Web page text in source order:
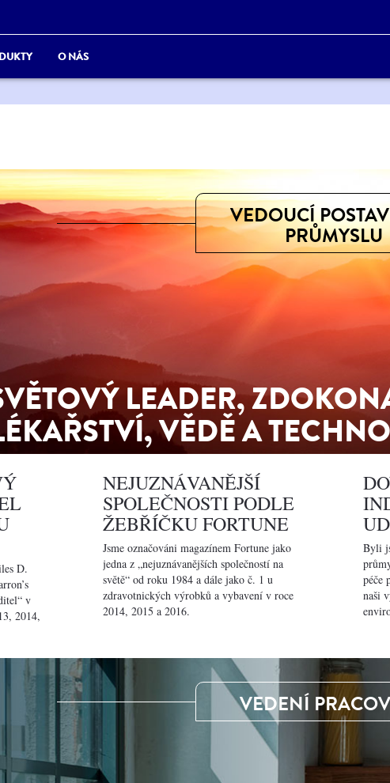
O NÁS
VEDOUCÍ
PRŮMYSLU
LEADER,
VĚDĚ A
D.
v
2014,
NEJUZNÁVANĚJŠÍ
SPOLEČNOSTI PODLE
ŽEBŘÍČKU FORTUNE
Jsme označováni magazínem Fortune jako
jedna z „nejuznávanějších společností na
světě“ od roku 1984 a dále jako č. 1 u
zdravotnických výrobků a vybavení v roce
2014, 2015 a 2016.
Byli
péče
naši
VEDENÍ